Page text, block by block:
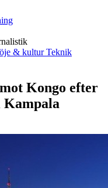
& kulturTeknik
Kongo efter
Kampala